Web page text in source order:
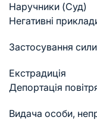
Наручники (Суд)
Негативні
Застосування
Екстрадиція
Депортація
Видача особи,